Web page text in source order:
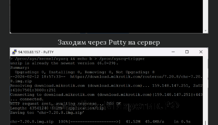
Заходим через Putty на сервер